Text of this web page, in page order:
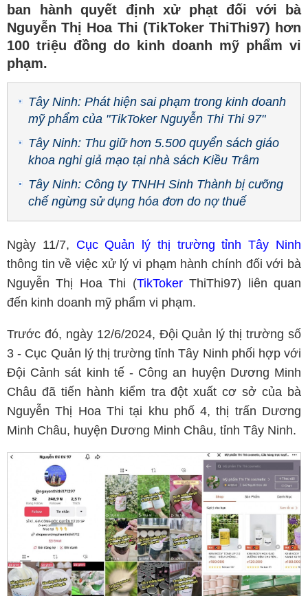
ban hành quyết định xử phạt đối với bà
Nguyễn Thị Hoa Thi (TikToker ThiThi97) hơn
100 triệu đồng do kinh doanh mỹ phẩm vi
phạm.
Tây Ninh: Phát hiện sai phạm trong kinh doanh
mỹ phẩm của "TikToker Nguyễn Thi Thi 97"
Tây Ninh: Thu giữ hơn 5.500 quyển sách giáo
khoa nghi giả mạo tại nhà sách Kiều Trâm
Tây Ninh: Công ty TNHH Sinh Thành bị cưỡng
chế ngừng sử dụng hóa đơn do nợ thuế
Ngày 11/7, Cục Quản lý thị trường tỉnh Tây Ninh
thông tin về việc xử lý vi phạm hành chính đối với bà
Nguyễn Thị Hoa Thi (TikTokerThiThi97) liên quan
đến kinh doanh mỹ phẩm vi phạm.
Trước đó, ngày 12/6/2024, Đội Quản lý thị trường số
3 - Cục Quản lý thị trường tỉnh Tây Ninh phối hợp với
Đội Cảnh sát kinh tế - Công an huyện Dương Minh
Châu đã tiến hành kiểm tra đột xuất cơ sở của bà
Nguyễn Thị Hoa Thi tại khu phố 4, thị trấn Dương
Minh Châu, huyện Dương Minh Châu, tỉnh Tây Ninh.